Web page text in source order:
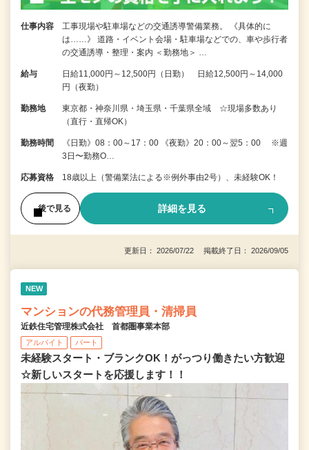
仕事内容
工事現場や駐車場などの交通誘導警備業務。 《具体的に
は……》 道路・イベント会場・駐車場などでの、車や歩行者
の交通誘導・整理・案内 ＜勤務地＞ …
給与
日給11,000円～12,500円（日勤） 日給12,500円～14,000
円（夜勤）
勤務地
東京都・神奈川県・埼玉県・千葉県全域 ☆現場多数あり
（直行・直帰OK）
勤務時間
《日勤》08：00～17：00 《夜勤》20：00～翌5：00 ※週
3日〜勤務O…
応募資格 18歳以上（警備業法による※例外事由2号）、未経験OK！
後で見る 詳細を見る
更新日： 2026/07/22 掲載終了日： 2026/09/05
NEW
マンションの代務管理員・清掃員
近鉄住宅管理株式会社 首都圏事業本部
アルバイト パート
未経験スタート・ブランクOK！がっつり働きたい方歓迎
☆新しいスタートを応援します！！